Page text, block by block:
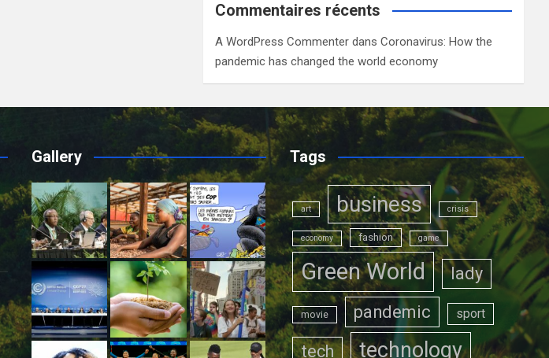
Commentaires récents
A WordPress Commenter dansCoronavirus: How the
pandemic has changed the world economy
Gallery Tags
art business crisis
economy fashion game
Green World lady
movie pandemic sport
tech technology